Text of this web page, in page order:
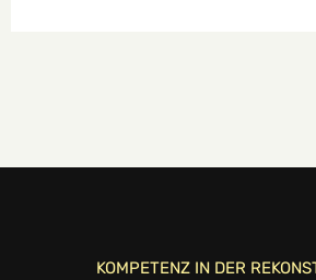
KOMPETENZ IN DER